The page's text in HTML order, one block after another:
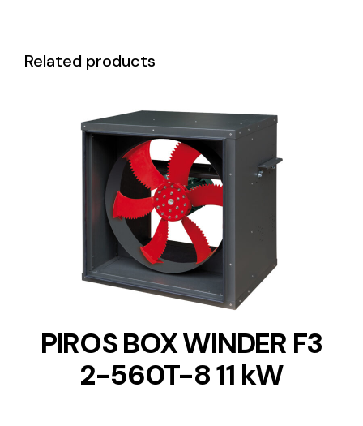
Related products
DETAILS
PIROS BOX WINDER F3
2-560T-8 11 kW